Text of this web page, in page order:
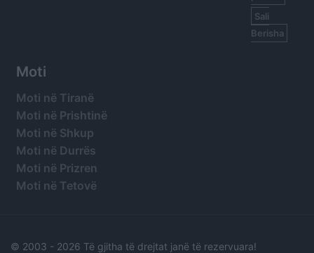
Sali
Berisha
Moti
Moti në Tiranë
Moti në Prishtinë
Moti në Shkup
Moti në Durrës
Moti në Prizren
Moti në Tetovë
© 2003 - 2026 Të gjitha të drejtat janë të rezervuara!